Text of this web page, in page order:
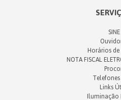
SINE
Horários
NOTA FISCAL
Links
Iluminação